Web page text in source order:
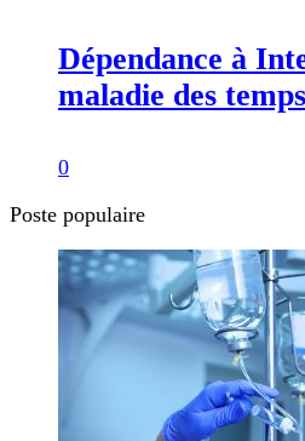
Dépendance à
maladie des
0
Poste populaire